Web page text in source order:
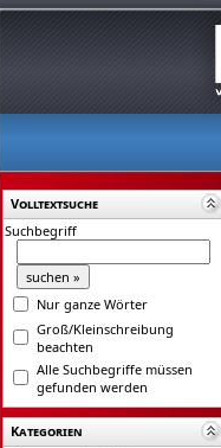
Volltextsuche
Suchbegriff
Nur ganze Wörter
Groß/Kleinschreibung
beachten
Alle Suchbegriffe müssen
gefunden werden
Kategorien